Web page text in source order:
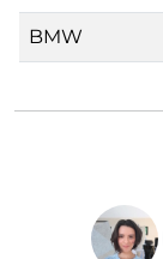
BMW